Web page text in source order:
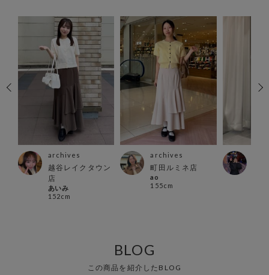
archives
越谷レイクタウン
店
あいみ
152cm
archives
町田ルミネ店
ao
155cm
BLOG
この商品を紹介したBLOG